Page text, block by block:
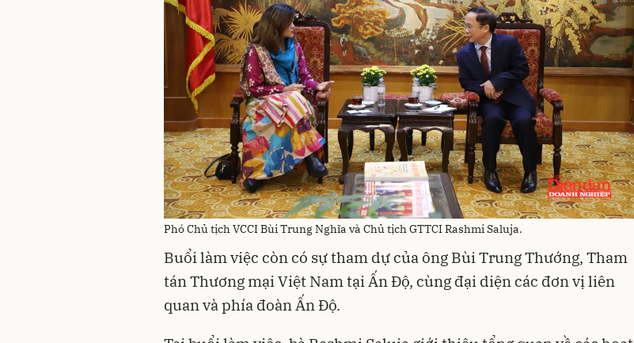
Phó Chủ tịch VCCI Bùi Trung Nghĩa và Chủ tịch GTTCI Rashmi Saluja.
Buổi làm việc còn có sự tham dự của ông Bùi Trung Thướng, Tham
tán Thương mại Việt Nam tại Ấn Độ, cùng đại diện các đơn vị liên
quan và phía đoàn Ấn Độ.